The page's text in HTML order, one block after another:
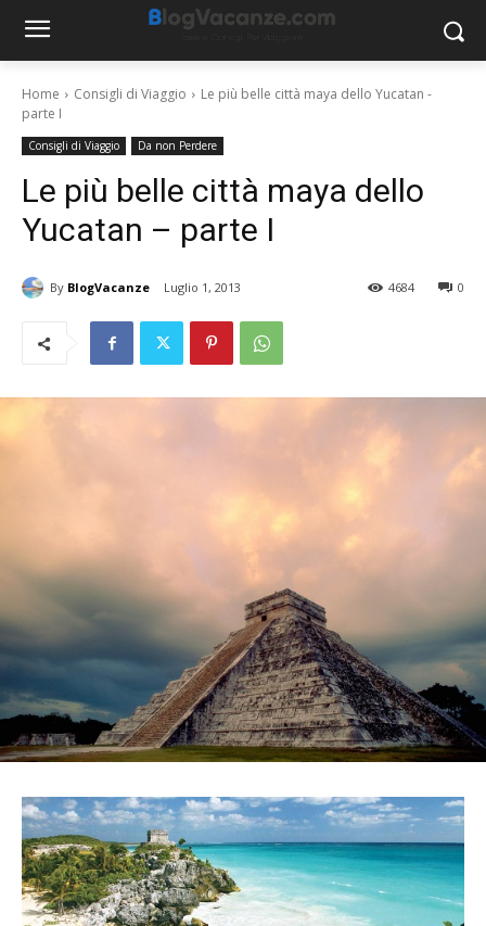
Home Consigli di Viaggio
Le più belle città maya dello Yucatan -
parte I
Consigli di Viaggio Da non Perdere
Le più belle città maya dello
Yucatan – parte I
By BlogVacanze Luglio 1, 2013 0
4684